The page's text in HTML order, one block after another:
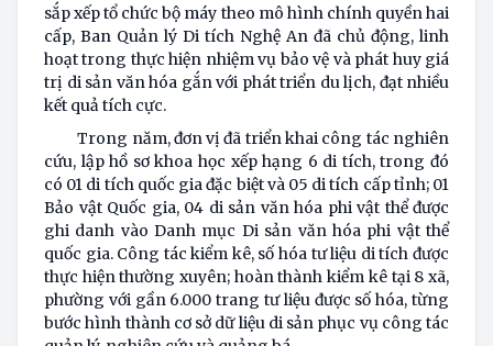
sắp xếp tổ chức bộ máy theo mô hình chính quyền hai
cấp, Ban Quản lý Di tích Nghệ An đã chủ động, linh
hoạt trong thực hiện nhiệm vụ bảo vệ và phát huy giá
trị di sản văn hóa gắn với phát triển du lịch, đạt nhiều
kết quả tích cực.
Trong năm, đơn vị đã triển khai công tác nghiên
cứu, lập hồ sơ khoa học xếp hạng 6 di tích, trong đó
có 01 di tích quốc gia đặc biệt và 05 di tích cấp tỉnh; 01
Bảo vật Quốc gia, 04 di sản văn hóa phi vật thể được
ghi danh vào Danh mục Di sản văn hóa phi vật thể
quốc gia. Công tác kiểm kê, số hóa tư liệu di tích được
thực hiện thường xuyên; hoàn thành kiểm kê tại 8 xã,
phường với gần 6.000 trang tư liệu được số hóa, từng
bước hình thành cơ sở dữ liệu di sản phục vụ công tác